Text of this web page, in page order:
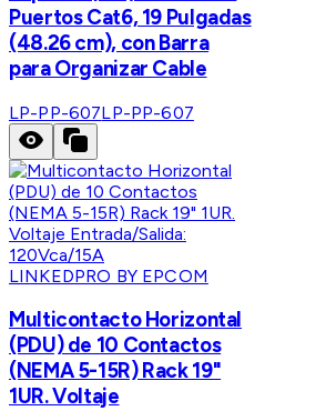
Puertos Cat6, 19 Pulgadas
(48.26 cm), con Barra
para Organizar Cable
LP-PP-607LP-PP-607
LINKEDPRO BY EPCOM
Multicontacto Horizontal
(PDU) de 10 Contactos
(NEMA 5-15R) Rack 19"
1UR. Voltaje